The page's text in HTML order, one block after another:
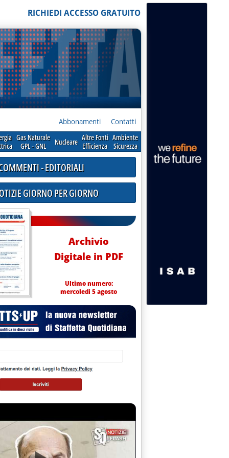
RICHIEDI ACCESSO GRATUITO
Abbonamenti Contatti
Gas Naturale
GPL - GNL
Nucleare Altre Fonti
Efficienza
Ambiente
Sicurezza
- EDITORIALI
GIORNO PER GIORNO
Archivio
Digitale in PDF
Ultimo numero:
mercoledì 5 agosto